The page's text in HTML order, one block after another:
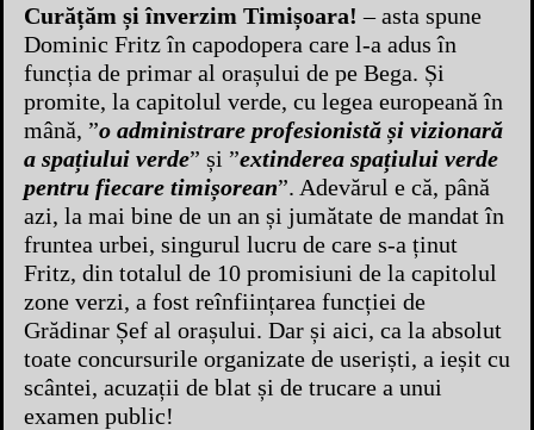
Curățăm și înverzim Timișoara! – asta spune
Dominic Fritz în capodopera care l-a adus în
funcția de primar al orașului de pe Bega. Și
promite, la capitolul verde, cu legea europeană în
mână, ”o administrare profesionistă și vizionară
a spațiului verde” și ”extinderea spațiului verde
pentru fiecare timișorean”. Adevărul e că, până
azi, la mai bine de un an și jumătate de mandat în
fruntea urbei, singurul lucru de care s-a ținut
Fritz, din totalul de 10 promisiuni de la capitolul
zone verzi, a fost reînființarea funcției de
Grădinar Șef al orașului. Dar și aici, ca la absolut
toate concursurile organizate de useriști, a ieșit cu
scântei, acuzații de blat și de trucare a unui
examen public!